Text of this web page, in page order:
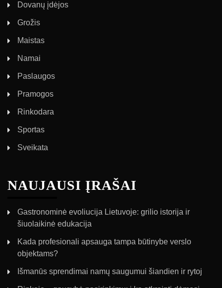
Dovanų įdėjos
Grožis
Maistas
Namai
Paslaugos
Pramogos
Rinkodara
Sportas
Sveikata
NAUJAUSI ĮRAŠAI
Gastronominė evoliucija Lietuvoje: grilio istorija ir
šiuolaikinė edukacija
Kada profesionali apsauga tampa būtinybe verslo
objektams?
Išmanūs sprendimai namų saugumui šiandien ir rytoj